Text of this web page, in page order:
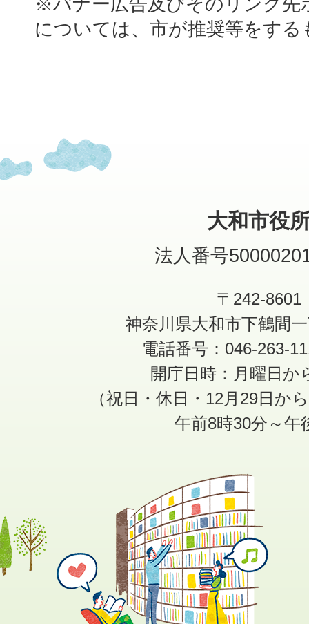
については、市が推奨等をす
大和市役
法人番号
〒242-8601
神奈川県大和市下鶴間
電話番号：046-263-
開庁日時：月曜日か
（祝日・休日・12月29日か
午前8時30分～午